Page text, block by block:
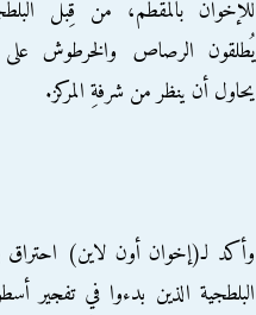
للإخوان بالمقطم، من قِبل
يُطلقون الرصاص والخرطوش
يحاول أن ينظر من شرفةِ المركز.
وأكد لـ(إخوان أون لاين) احتراق
البلطجية الذين بدءوا في تفجير